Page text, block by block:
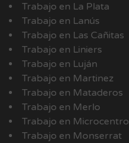
Trabajo en La Plata
Trabajo en Lanús
Trabajo en Las Cañitas
Trabajo en Liniers
Trabajo en Luján
Trabajo en Martinez
Trabajo en Mataderos
Trabajo en Merlo
Trabajo en Microcentro
Trabajo en Monserrat